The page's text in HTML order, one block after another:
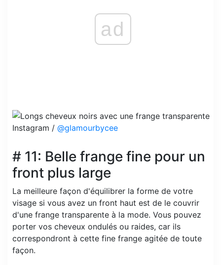
ad
Instagram / @glamourbycee
# 11: Belle frange fine pour un
front plus large
La meilleure façon d'équilibrer la forme de votre
visage si vous avez un front haut est de le couvrir
d'une frange transparente à la mode. Vous pouvez
porter vos cheveux ondulés ou raides, car ils
correspondront à cette fine frange agitée de toute
façon.